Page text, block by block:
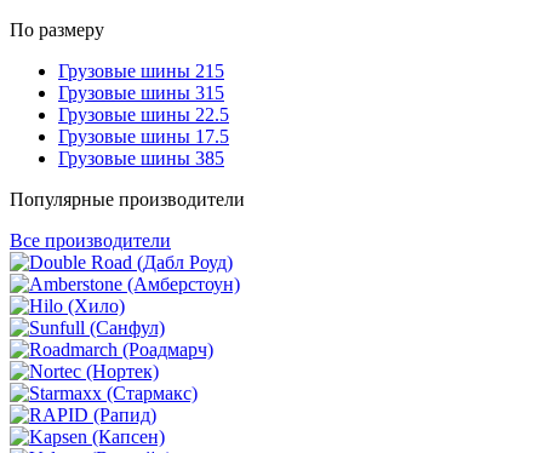
По размеру
Грузовые шины 215
Грузовые шины 315
Грузовые шины 22.5
Грузовые шины 17.5
Грузовые шины 385
Популярные производители
Все производители